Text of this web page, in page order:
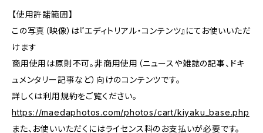
【使用許諾範囲】
この写真（映像）は『エディトリアル・コンテンツ』にてお使いいただ
けます
商用使用は原則不可。非商用使用（ニュースや雑誌の記事、ドキ
ュメンタリー記事など）向けのコンテンツです。
詳しくは利用規約をご覧ください。
https://maedaphotos.com/photos/cart/kiyaku_base.php
また、お使いいただくにはライセンス料のお支払いが必要です。